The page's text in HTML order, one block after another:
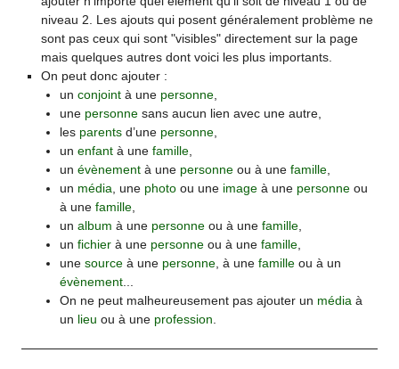
niveau 2. Les ajouts qui posent généralement problème ne
sont pas ceux qui sont "visibles" directement sur la page
mais quelques autres dont voici les plus importants.
On peut donc ajouter :
unconjoint à une personne
une personne sans aucun lien avec une autre,
les parents d’une personne
unenfant à unefamille
unévènement à une personne ou à unefamille
un média , une photo ou une image à une personne ou
à unefamille
unalbum à une personne ou à unefamille
unfichier à une personne ou à unefamille
unesource à une personne , à unefamille ou à un
évènement
On ne peut malheureusement pas ajouter un média à
un lieu ou à une profession